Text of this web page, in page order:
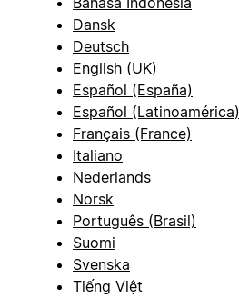
Dansk
Deutsch
English (UK)
Español (España)
Español (Latinoamérica)
Français (France)
Italiano
Nederlands
Norsk
Português (Brasil)
Suomi
Svenska
Tiếng Việt